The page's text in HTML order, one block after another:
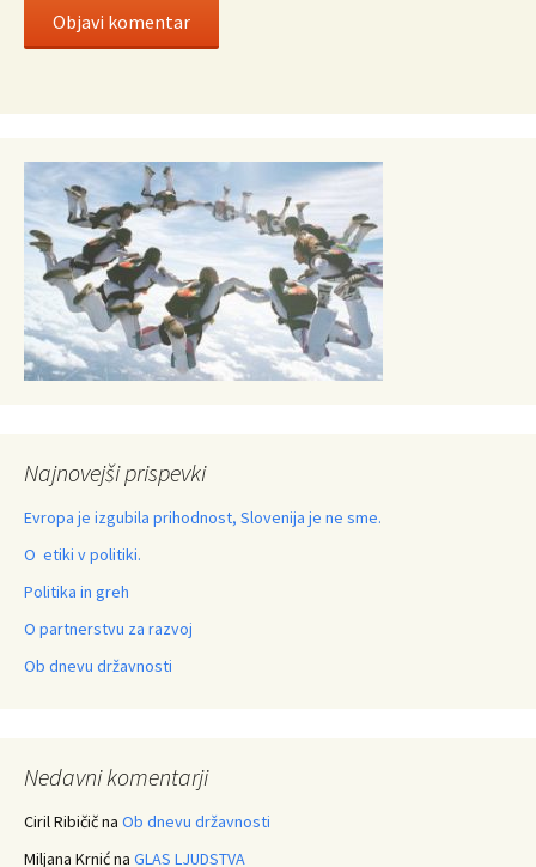
Najnovejši prispevki
Evropa je izgubila prihodnost, Slovenija je ne sme.
O etiki v politiki.
Politika in greh
O partnerstvu za razvoj
Ob dnevu državnosti
Nedavni komentarji
Ciril Ribičična Ob dnevu državnosti
Miljana Krnićna GLAS LJUDSTVA